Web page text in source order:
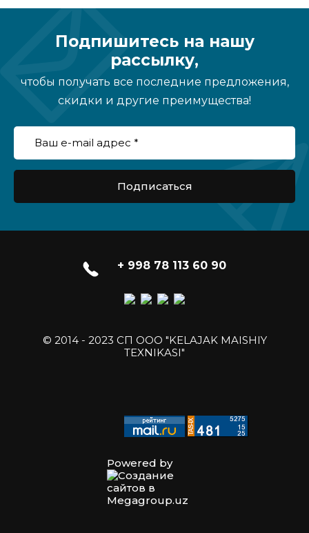
Подпишитесь на нашу
рассылку,
чтобы получать все последние предложения,
скидки и другие преимущества!
Подписаться
+ 998 78 113 60 90
© 2014 - 2023 СП ООО "KELAJAK MAISHIY
TEXNIKASI"
Powered by